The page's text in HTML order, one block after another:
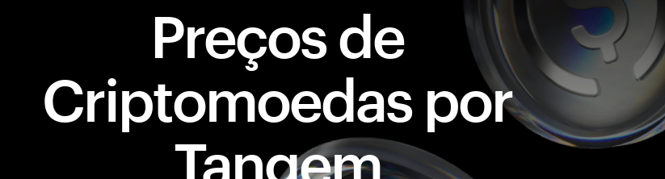
Preços de
Criptomoedas por
Tangem